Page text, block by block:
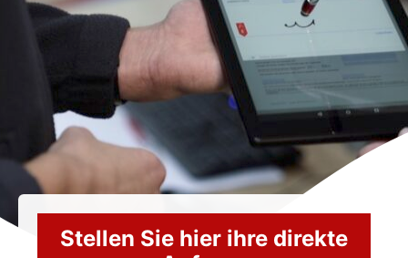
Stellen Sie hier ihre direkte